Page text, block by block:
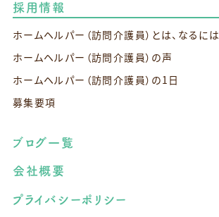
採用情報
ホームヘルパー（訪問介護員）とは、なるには
ホームヘルパー（訪問介護員）の声
ホームヘルパー（訪問介護員）の1日
募集要項
ブログ一覧
会社概要
プライバシーポリシー